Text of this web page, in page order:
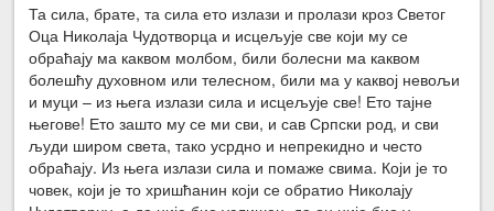
Та сила, брате, та сила ето излази и пролази кроз Светог
Оца Николаја Чудотворца и исцељује све који му се
обраћају ма каквом молбом, били болесни ма каквом
болешћу духовном или телесном, били ма у каквој невољи
и муци – из њега излази сила и исцељује све! Ето тајне
његове! Ето зашто му се ми сви, и сав Српски род, и сви
људи широм света, тако усрдно и непрекидно и често
обраћају. Из њега излази сила и помаже свима. Који је то
човек, који је то хришћанин који се обратио Николају